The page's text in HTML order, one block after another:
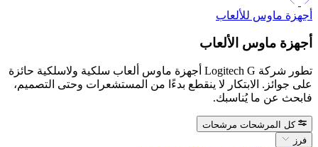
أجهزة ماوس للألعاب
أجهزة ماوس الألعاب
تطور شركة Logitech G أجهزة ماوس ألعاب سلكية ولاسلكية حائزة
على جوائز. الابتكار لا ينقطع بدءًا من المستشعرات وحتى التصميم،
فابحث عن ما يُناسبك.
كل المرشحات مرشحات
فرز